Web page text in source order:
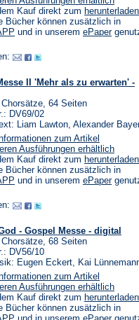
Kauf direkt zum herunterladen
Bücher können zusätzlich in
(Öffnet
neuen
und in unserem ePaper(Öffnet
II 'Mehr als zu erwarten' -
64 Seiten
DV69/02
Liam Lawton, Alexander
zum Artikel
Ausführungen erhältlich
Kauf direkt zum herunterladen
Bücher können zusätzlich in
(Öffnet
neuen
und in unserem ePaper(Öffnet
- Gospel Messe - digital
68 Seiten
DV56/10
Eugen Eckert, Kai
zum Artikel
Ausführungen erhältlich
Kauf direkt zum herunterladen
Bücher können zusätzlich in
(Öffnet
(Öffnet